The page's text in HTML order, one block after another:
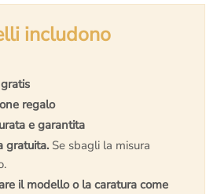
originale
era:
attuale
è:
includono
regalo
e garantita
gratuita. Se sbagli la misura
il modello o la caratura come